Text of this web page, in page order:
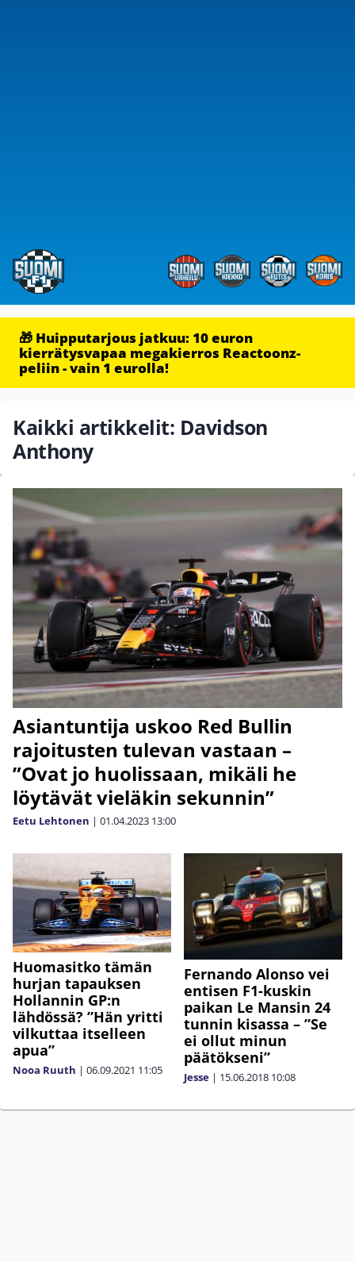
🎁 Huipputarjous jatkuu: 10 euron
kierrätysvapaa megakierros Reactoonz-
peliin - vain 1 eurolla!
Kaikki artikkelit: Davidson
Anthony
Asiantuntija uskoo Red Bullin
rajoitusten tulevan vastaan –
”Ovat jo huolissaan, mikäli he
löytävät vieläkin sekunnin”
Eetu Lehtonen | 01.04.2023 13:00
Huomasitko tämän
hurjan tapauksen
Hollannin GP:n
lähdössä? ”Hän yritti
vilkuttaa itselleen
apua”
Nooa Ruuth | 06.09.2021 11:05
Fernando Alonso vei
entisen F1-kuskin
paikan Le Mansin 24
tunnin kisassa – ”Se
ei ollut minun
päätökseni”
Jesse | 15.06.2018 10:08